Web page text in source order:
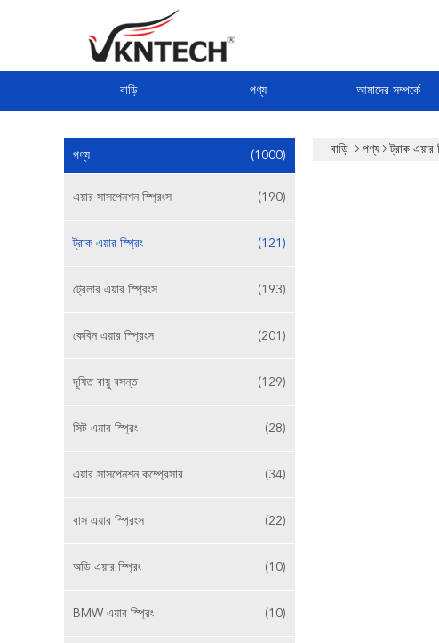
বাড়ি পণ্য আমাদের সম্পর্কে
পণ্য (1000)
এয়ার সাসপেনশন স্প্রিংস (190)
ট্রাক এয়ার স্প্রিং (121)
ট্রেলার এয়ার স্প্রিংস (193)
কেবিন এয়ার স্প্রিংস (201)
দূষিত বায়ু বসন্ত (129)
সিট এয়ার স্প্রিং (28)
এয়ার সাসপেনশন কম্প্রেসার (34)
বাস এয়ার স্প্রিংস (22)
অডি এয়ার স্প্রিং (10)
BMW এয়ার স্প্রিং (10)
বাড়ি পণ্য ট্রাক এয়ার